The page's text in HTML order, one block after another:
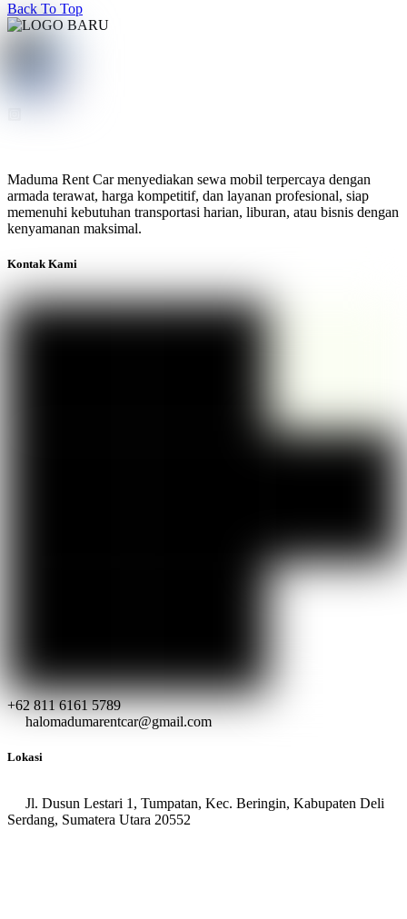
Back To Top
Maduma Rent Car menyediakan sewa mobil terpercaya dengan
armada terawat, harga kompetitif, dan layanan profesional, siap
memenuhi kebutuhan transportasi harian, liburan, atau bisnis dengan
kenyamanan maksimal.
Kontak Kami
+62 811 6161 5789
halomadumarentcar@gmail.com
Lokasi
Jl. Dusun Lestari 1, Tumpatan, Kec. Beringin, Kabupaten Deli
Serdang, Sumatera Utara 20552